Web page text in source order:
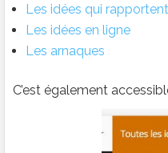
Les idées qui
Les idées en ligne
Les arnaques
C’est également